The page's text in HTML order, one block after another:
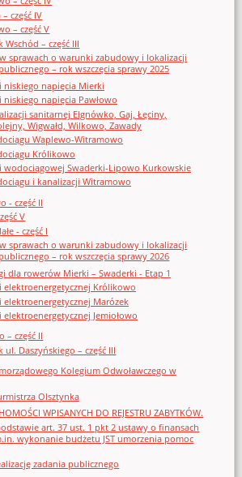
część IV
– część V
Wschód – część III
sprawach o warunki zabudowy i lokalizacji
– rok wszczęcia sprawy 2025
niskiego napięcia Mierki
niskiego napięcia Pawłowo
sanitarnej Elgnówko, Gaj, Łęciny,
Wigwałd, Wilkowo, Zawady
Waplewo-Witramowo
Królikowo
wodociągowej Swaderki-Lipowo Kurkowskie
i kanalizacji Witramowo
- część II
V
- część I
sprawach o warunki zabudowy i lokalizacji
– rok wszczęcia sprawy 2026
dla rowerów Mierki – Swaderki - Etap 1
elektroenergetycznej Królikowo
elektroenergetycznej Marózek
elektroenergetycznej Jemiołowo
– część II
ul. Daszyńskiego – część III
Kolegium Odwoławczego w
Olsztynka
WPISANYCH DO REJESTRU ZABYTKÓW.
art. 37 ust. 1 pkt 2 ustawy o finansach
wykonanie budżetu JST umorzenia pomoc
zadania publicznego